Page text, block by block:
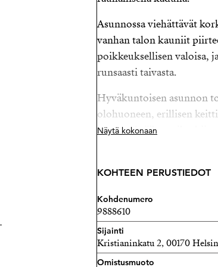
Asunnossa viehättävät
vanhan talon kauniit
poikkeuksellisen valoisa,
runsaasti taivasta.
Hyväkuntoisen asunnon
olohuoneen, erillisen
runsaasti säilytystilaa
Hyvin hoidettu ja
sekä alueeseen nähden
asumismukavuutta
Kruununhaan palvelut,
liikenneyhteydet löytyvät
Näytä kokonaan
KOHTEEN PERUSTIEDOT
Kohdenumero
9888610
Sijainti
Kristianinkatu 2, 00170
Omistusmuoto